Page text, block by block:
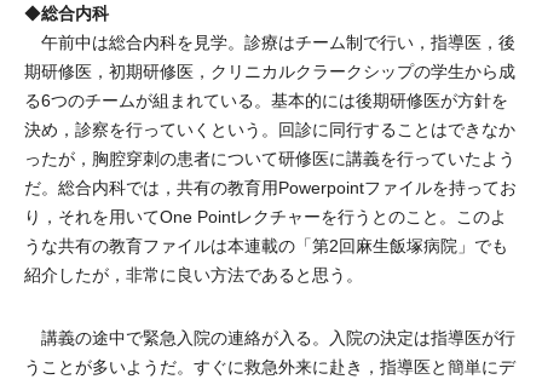
◆総合内科
午前中は総合内科を見学。診療はチーム制で行い，指導医，後
期研修医，初期研修医，クリニカルクラークシップの学生から成
る6つのチームが組まれている。基本的には後期研修医が方針を
決め，診察を行っていくという。回診に同行することはできなか
ったが，胸腔穿刺の患者について研修医に講義を行っていたよう
だ。総合内科では，共有の教育用Powerpointファイルを持ってお
り，それを用いてOne Pointレクチャーを行うとのこと。このよ
うな共有の教育ファイルは本連載の「第2回麻生飯塚病院」でも
紹介したが，非常に良い方法であると思う。
講義の途中で緊急入院の連絡が入る。入院の決定は指導医が行
うことが多いようだ。すぐに救急外来に赴き，指導医と簡単にデ